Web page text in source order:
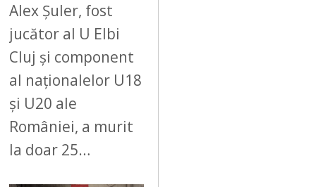
Alex Șuler, fost
jucător al U Elbi
Cluj și component
al naționalelor U18
și U20 ale
României, a murit
la doar 25…